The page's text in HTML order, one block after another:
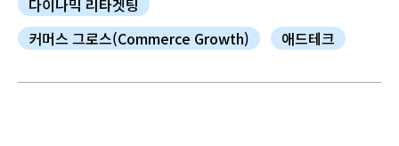
다이나믹 리타겟팅
커머스 그로스(Commerce Growth)
애드테크